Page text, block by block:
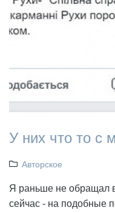
У них что то с
Авторское
Я раньше не обращал
сейчас - на подобные